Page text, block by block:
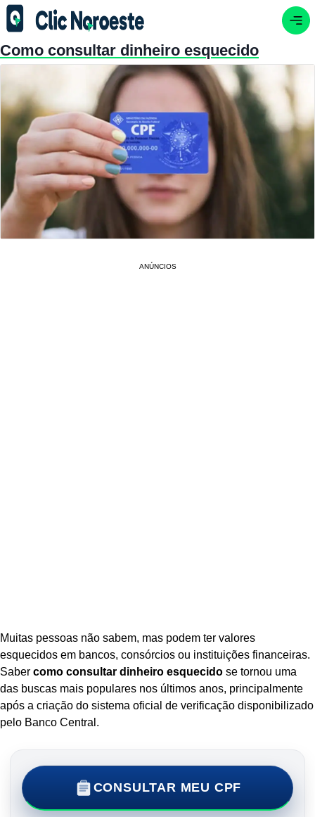
Como consultar dinheiro esquecido
ANÚNCIOS
Muitas pessoas não sabem, mas podem ter valores
esquecidos em bancos, consórcios ou instituições financeiras.
Saber como consultar dinheiro esquecido se tornou uma
das buscas mais populares nos últimos anos, principalmente
após a criação do sistema oficial de verificação disponibilizado
pelo Banco Central.
CONSULTAR MEU CPF